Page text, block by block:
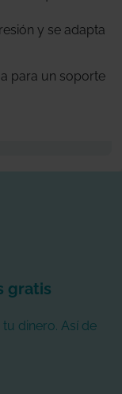
y se adapta
para un soporte
gratis
dinero. Así de